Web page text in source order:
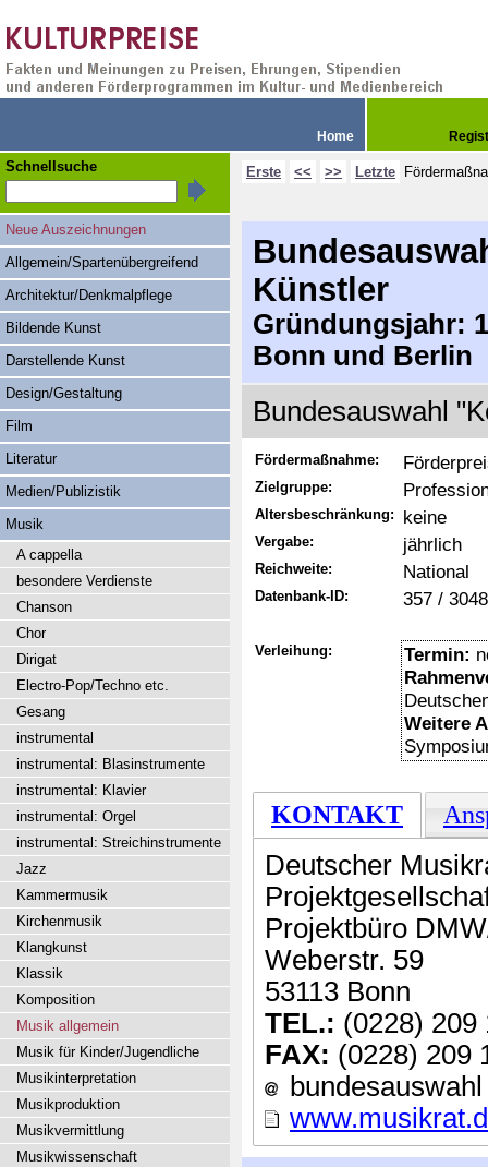
Home
Erste << >> Letzte
Künstler
Gründungsjahr:
Bonn und Berlin
Bundesauswahl
Fördermaßnahme:
Zielgruppe:
Altersbeschränkung: keine
Vergabe: jährlich
Reichweite: National
Datenbank-ID: 357 / 3048
Verleihung: Termin:
Weitere
KONTAKT
Deutscher
Projektbüro
Weberstr. 59
53113 Bonn
TEL.: (0228) 209
FAX: (0228) 209
Schnellsuche
Neue Auszeichnungen
Allgemein/Spartenübergreifend
Architektur/Denkmalpflege
Bildende Kunst
Darstellende Kunst
Design/Gestaltung
Film
Literatur
Medien/Publizistik
Musik
A cappella
besondere Verdienste
Chanson
Chor
Dirigat
Electro-Pop/Techno etc.
Gesang
instrumental
instrumental: Blasinstrumente
instrumental: Klavier
instrumental: Orgel
instrumental: Streichinstrumente
Jazz
Kammermusik
Kirchenmusik
Klangkunst
Klassik
Komposition
Musik allgemein
Musik für Kinder/Jugendliche
Musikinterpretation
Musikproduktion
Musikvermittlung
Musikwissenschaft